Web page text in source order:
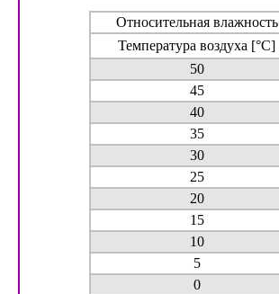
Относительная влажность
Температура воздуха [°C]
50
45
40
35
30
25
20
15
10
5
0